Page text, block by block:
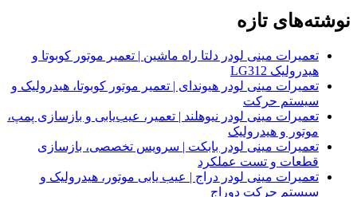
نوشته‌های تازه
تعمیرات مینی لودر دلتا راه ماشین | تعمیر موتور کوبوتا و
هیدرولیک LG312
تعمیرات مینی لودر هیوندای | تعمیر موتور کوبوتا، هیدرولیک و
سیستم حرکت
تعمیرات مینی لودر نیوهلند | تعمیر، عیب‌یابی و بازسازی پمپ،
موتور و هیدرولیک
تعمیرات مینی لودر بابکت | سرویس تخصصی، بازسازی
قطعات و تست عملکرد
تعمیرات مینی لودر دراج | عیب یابی موتور، هیدرولیک و
سیستم حرکت دوراج